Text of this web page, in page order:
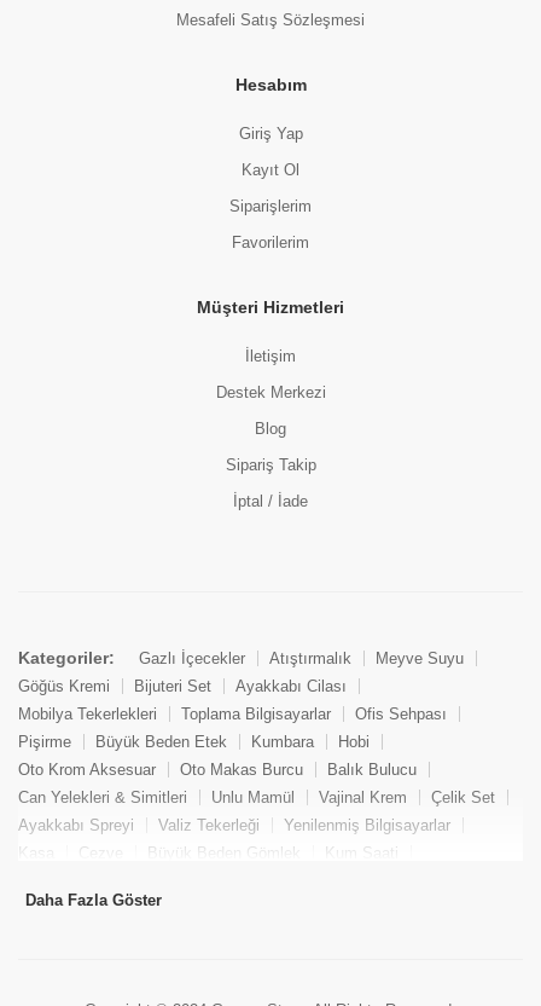
Mesafeli Satış Sözleşmesi
Hesabım
Giriş Yap
Kayıt Ol
Siparişlerim
Favorilerim
Müşteri Hizmetleri
İletişim
Destek Merkezi
Blog
Sipariş Takip
İptal / İade
Kategoriler: Gazlı İçecekler Atıştırmalık
Meyve Suyu
Göğüs Kremi
Bijuteri Set
Ayakkabı Cilası
Mobilya Tekerlekleri
Toplama Bilgisayarlar
Ofis Sehpası
Pişirme
Büyük Beden Etek Kumbara
Hobi
Oto Krom Aksesuar
Oto Makas Burcu
Balık Bulucu
Can Yelekleri & Simitleri
Unlu Mamül Vajinal Krem
Çelik Set
Ayakkabı Spreyi
Valiz Tekerleği
Yenilenmiş Bilgisayarlar
Kasa
Cezve Büyük Beden Gömlek
Kum Saati
Tekne Bağlama & Demirleme
Daha Fazla Göster